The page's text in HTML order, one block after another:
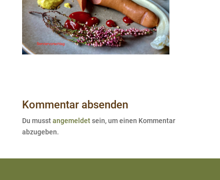
Kommentar absenden
Du musstangemeldetsein, um einen Kommentar
abzugeben.